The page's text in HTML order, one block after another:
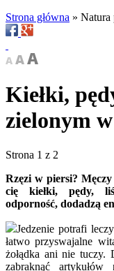
Strona główna » Natura
Kiełki,
zielonym
Strona 1 z 2
Rzęzi w piersi?
cię kiełki, pędy,
odporność, dodadzą
Jedzenie potrafi
łatwo przyswajalne
żołądka ani nie tuczy.
zabraknąć